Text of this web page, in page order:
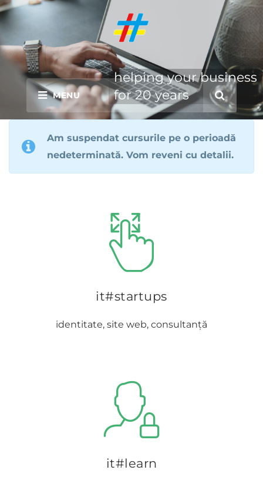
helping your business
for 20 years
Am suspendat cursurile pe o perioadă
nedeterminată. Vom reveni cu detalii.
it#startups
identitate, site web, consultanță
it#learn